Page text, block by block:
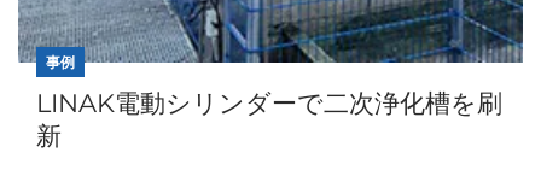
事例
LINAK電動シリンダーで二次浄化槽を刷
新